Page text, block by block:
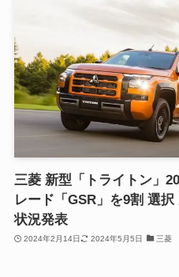
三菱 新型「トライトン」
レード「GSR」を9割 選
状況発表
2024年2月14日 2024年5月5日 三菱